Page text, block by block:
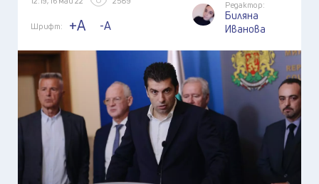
Шрифт: +A -A
Редактор:
Биляна
Иванова